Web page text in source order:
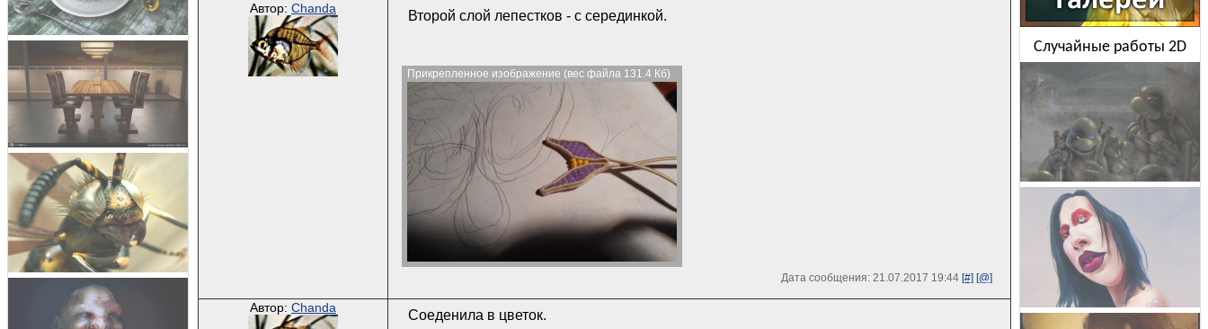
Автор: Chanda Второй слой лепестков - с серединкой.
Прикрепленное изображение (вес файла 131.4 Кб)
Дата сообщения: 21.07.2017 19:44 [#] [@]
Автор: Chanda Соеденила в цветок.
Случайные работы 2D